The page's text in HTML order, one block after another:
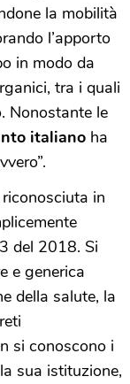
la mobilità
l’apporto
in modo da
tra i quali
Nonostante le
italiano ha
in
del 2018. Si
e generica
della salute, la
si conoscono i
sua istituzione,